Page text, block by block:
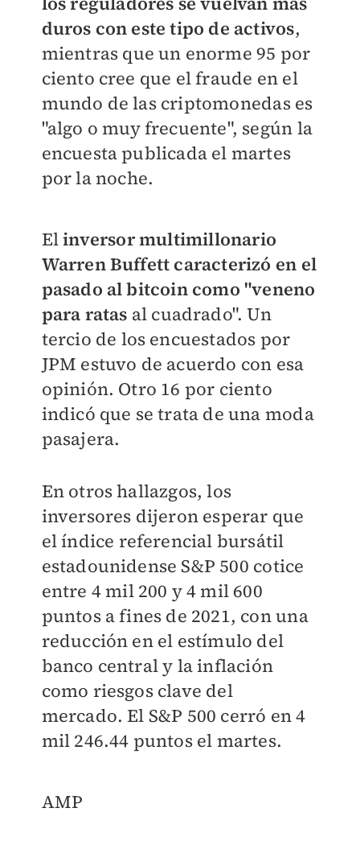
duros con este tipo de activos,
mientras que un enorme 95 por
ciento cree que el fraude en el
mundo de las criptomonedas es
"algo o muy frecuente", según la
encuesta publicada el martes
por la noche.
Elinversor multimillonario
Warren Buffett caracterizó en el
pasado al bitcoin como "veneno
para ratas al cuadrado". Un
tercio de los encuestados por
JPM estuvo de acuerdo con esa
opinión. Otro 16 por ciento
indicó que se trata de una moda
pasajera.
En otros hallazgos, los
inversores dijeron esperar que
el índice referencial bursátil
estadounidense S&P 500 cotice
entre 4 mil 200 y 4 mil 600
puntos a fines de 2021, con una
reducción en el estímulo del
banco central y la inflación
como riesgos clave del
mercado. El S&P 500 cerró en 4
mil 246.44 puntos el martes.
​AMP